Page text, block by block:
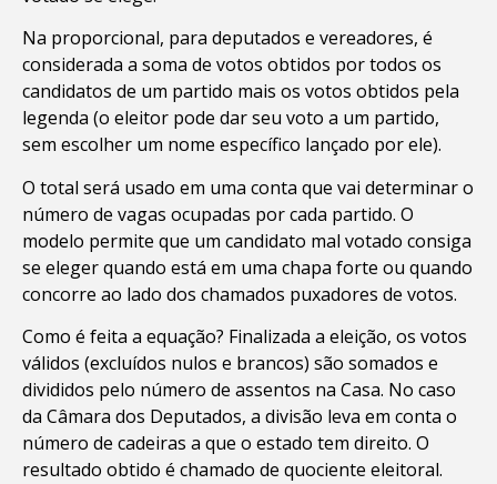
Na proporcional, para deputados e vereadores, é
considerada a soma de votos obtidos por todos os
candidatos de um partido mais os votos obtidos pela
legenda (o eleitor pode dar seu voto a um partido,
sem escolher um nome específico lançado por ele).
O total será usado em uma conta que vai determinar o
número de vagas ocupadas por cada partido. O
modelo permite que um candidato mal votado consiga
se eleger quando está em uma chapa forte ou quando
concorre ao lado dos chamados puxadores de votos.
Como é feita a equação? Finalizada a eleição, os votos
válidos (excluídos nulos e brancos) são somados e
divididos pelo número de assentos na Casa. No caso
da Câmara dos Deputados, a divisão leva em conta o
número de cadeiras a que o estado tem direito. O
resultado obtido é chamado de quociente eleitoral.